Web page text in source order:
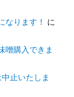
なります！
に
噌購入できま
止いたしま